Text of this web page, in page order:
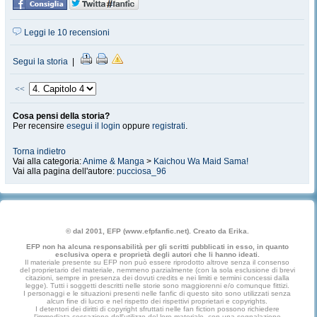
Leggi le 10 recensioni
Segui la storia
<<
Cosa pensi della storia?
Per recensire esegui il login oppure registrati.
Torna indietro
Vai alla categoria:Anime & Manga > Kaichou Wa Maid Sama!
Vai alla pagina dell'autore: pucciosa_96
© dal 2001, EFP (www.efpfanfic.net). Creato da Erika.
EFP non ha alcuna responsabilità per gli scritti pubblicati in esso, in quanto
esclusiva opera e proprietà degli autori che li hanno ideati.
Il materiale presente su EFP non può essere riprodotto altrove senza il consenso
del proprietario del materiale, nemmeno parzialmente (con la sola esclusione di brevi
citazioni, sempre in presenza dei dovuti credits e nei limiti e termini concessi dalla
legge). Tutti i soggetti descritti nelle storie sono maggiorenni e/o comunque fittizi.
I personaggi e le situazioni presenti nelle fanfic di questo sito sono utilizzati senza
alcun fine di lucro e nel rispetto dei rispettivi proprietari e copyrights.
I detentori dei diritti di copyright sfruttati nelle fan fiction possono richiedere